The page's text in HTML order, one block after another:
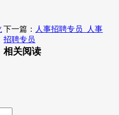
下一篇： 人事招聘专员_人事
招聘专员
相关阅读